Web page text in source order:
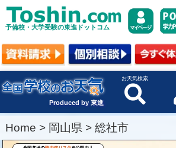
予備校・大学受験の東進ドットコム
Produced by 東進
お天気検索
Home > 岡山県 > 総社市